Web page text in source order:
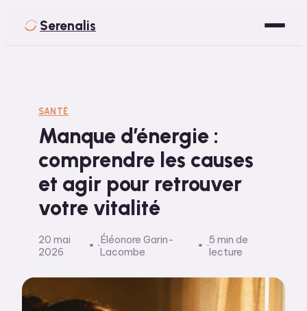
Serenalis
Bien-être
Développement Personnel
Spiritualité
Voyage
SANTÉ
Manque d’énergie :
comprendre les causes
et agir pour retrouver
votre vitalité
20 mai
2026
·Éléonore Garin-
Lacombe
·5 min de
lecture